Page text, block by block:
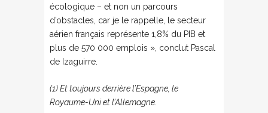
écologique – et non un parcours
d’obstacles, car je le rappelle, le secteur
aérien français représente 1,8% du PIB et
plus de 570 000 emplois », conclut Pascal
de Izaguirre.
(1) Et toujours derrière l’Espagne, le
Royaume-Uni et l’Allemagne.